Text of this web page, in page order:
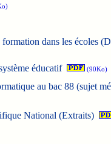
dans les écoles
éducatif (90Ko)
au bac 88 (sujet
National (Extraits)